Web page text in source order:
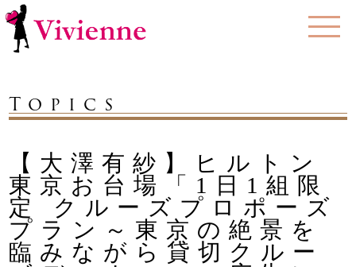
Topics
【大澤有紗】ヒルトン
東京お台場「1日1組限
定 クルーズプロポーズ
プラン～東京の絶景を
臨みながら貸切クルー